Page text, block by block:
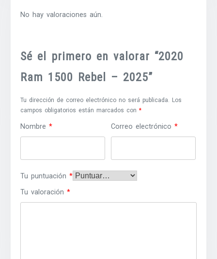
No hay valoraciones aún.
Sé el primero en valorar “2020
Ram 1500 Rebel – 2025”
Tu dirección de correo electrónico no será publicada.
Los
campos obligatorios están marcados con*
Nombre* Correo electrónico*
Tu puntuación*
Tu valoración*